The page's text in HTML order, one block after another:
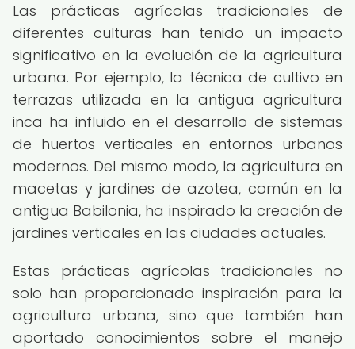
Las prácticas agrícolas tradicionales de
diferentes culturas han tenido un impacto
significativo en la evolución de la agricultura
urbana. Por ejemplo, la técnica de cultivo en
terrazas utilizada en la antigua agricultura
inca ha influido en el desarrollo de sistemas
de huertos verticales en entornos urbanos
modernos. Del mismo modo, la agricultura en
macetas y jardines de azotea, común en la
antigua Babilonia, ha inspirado la creación de
jardines verticales en las ciudades actuales.
Estas prácticas agrícolas tradicionales no
solo han proporcionado inspiración para la
agricultura urbana, sino que también han
aportado conocimientos sobre el manejo